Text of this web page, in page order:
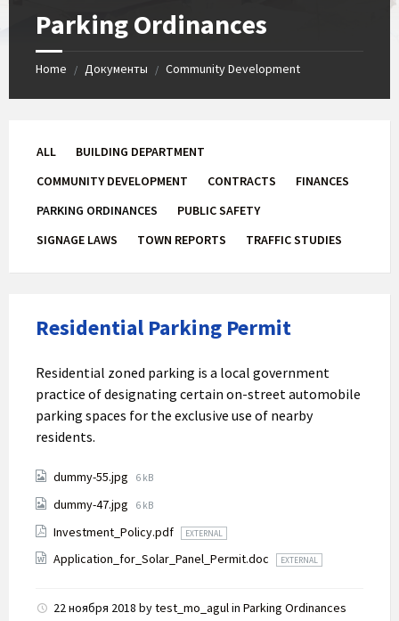
Parking Ordinances
Home / Документы / Community Development
ALL
BUILDING DEPARTMENT
COMMUNITY DEVELOPMENT
CONTRACTS
FINANCES
PARKING ORDINANCES
PUBLIC SAFETY
SIGNAGE LAWS
TOWN REPORTS TRAFFIC STUDIES
Residential Parking Permit
Residential zoned parking is a local government
practice of designating certain on-street automobile
parking spaces for the exclusive use of nearby
residents.
Attachments
dummy-55.jpg File
6 kB
dummy-47.jpg File
6 kB
Investment_Policy.pdf EXTERNAL
Application_for_Solar_Panel_Permit.doc EXTERNAL
22 ноября 2018 bytest_mo_agulin Parking Ordinances